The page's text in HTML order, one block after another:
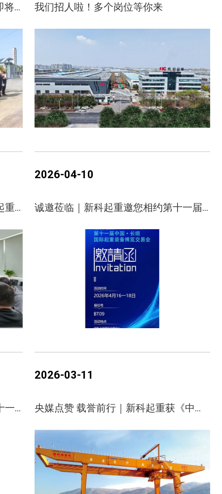
新科起重2026年“安全生产月”活动即将启幕 我们招人啦！多个岗位等你来
项目动态｜浙江江山抽水蓄能电站起重设备设计联络会圆满召开
2026-04-10
诚邀莅临｜新科起重邀您相约第十一届中国·长垣国际起重装备博览交易会
诚邀莅临｜新科起重邀请您参加第十一届中国·长垣国际起重装备博览交易会
2026-03-11
央媒点赞 载誉前行｜新科起重获《中国新闻报》专题报道，匠心智造彰显品牌硬核实力